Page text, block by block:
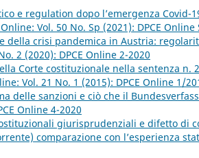
e regulation dopo l’emergenza Covid-
Online: Vol. 50 No. Sp (2021): DPCE Online
della crisi pandemica in Austria:
2 (2020): DPCE Online 2-2020
Corte costituzionale nella sentenza n.
Vol. 21 No. 1 (2015): DPCE Online 1/
delle sanzioni e ciò che il
Online 4-2020
giurisprudenziali e difetto di
comparazione con l’esperienza